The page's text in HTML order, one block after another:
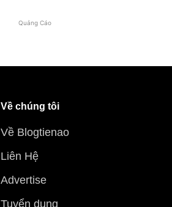
Quảng Cáo
Về chúng tôi
Về Blogtienao
Liên Hệ
Advertise
Tuyển dụng